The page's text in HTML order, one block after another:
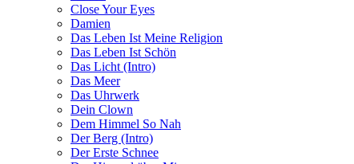
Close Your Eyes
Damien
Das Leben Ist Meine Religion
Das Leben Ist Schön
Das Licht (Intro)
Das Meer
Das Uhrwerk
Dein Clown
Dem Himmel So Nah
Der Berg (Intro)
Der Erste Schnee